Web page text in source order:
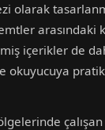
olarak
arasındaki
içerikler de
okuyucuya